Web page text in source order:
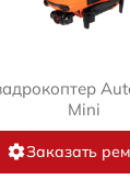
Mini
Заказать